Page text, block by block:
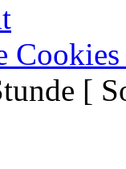
Cookies
[